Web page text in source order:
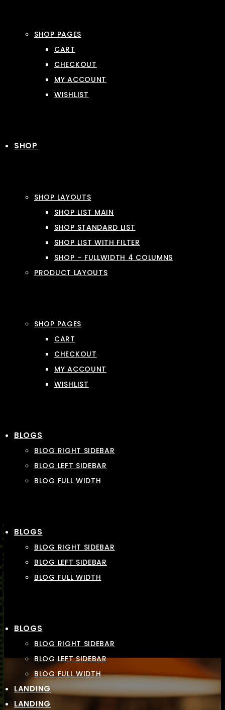
SHOP PAGES
CART
CHECKOUT
MY ACCOUNT
WISHLIST
SHOP
SHOP LAYOUTS
SHOP LIST MAIN
SHOP STANDARD LIST
SHOP LIST WITH FILTER
SHOP – FULLWIDTH 4 COLUMNS
PRODUCT LAYOUTS
SHOP PAGES
CART
CHECKOUT
MY ACCOUNT
WISHLIST
BLOGS
BLOG RIGHT SIDEBAR
BLOG LEFT SIDEBAR
BLOG FULL WIDTH
BLOGS
BLOG RIGHT SIDEBAR
BLOG LEFT SIDEBAR
BLOG FULL WIDTH
BLOGS
BLOG RIGHT SIDEBAR
BLOG LEFT SIDEBAR
BLOG FULL WIDTH
LANDING
LANDING